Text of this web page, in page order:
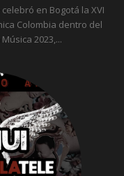
en Bogotá la XVI
Colombia dentro del
2023,...